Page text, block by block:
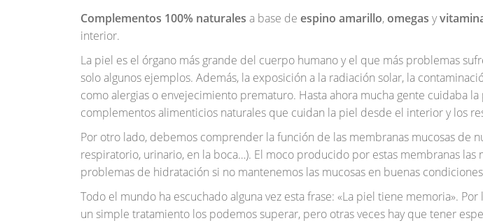
Complementos 100% naturales a base de espino amarillo,omegas y
interior.
La piel es el órgano más grande del cuerpo humano y el que más problemas
solo algunos ejemplos. Además, la exposición a la radiación solar, la
como alergias o envejecimiento prematuro. Hasta ahora mucha gente cuidaba
complementos alimenticios naturales que cuidan la piel desde el interior y los
Por otro lado, debemos comprender la función de las membranas mucosas de
respiratorio, urinario, en la boca…). El moco producido por estas membranas
problemas de hidratación si no mantenemos las mucosas en buenas
Todo el mundo ha escuchado alguna vez esta frase: «La piel tiene memoria».
un simple tratamiento los podemos superar, pero otras veces hay que tener